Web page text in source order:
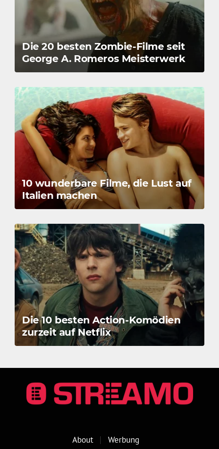
Die 20 besten Zombie-Filme seit
George A. Romeros Meisterwerk
10 wunderbare Filme, die Lust auf
Italien machen
Die 10 besten Action-Komödien
zurzeit auf Netflix
About Werbung